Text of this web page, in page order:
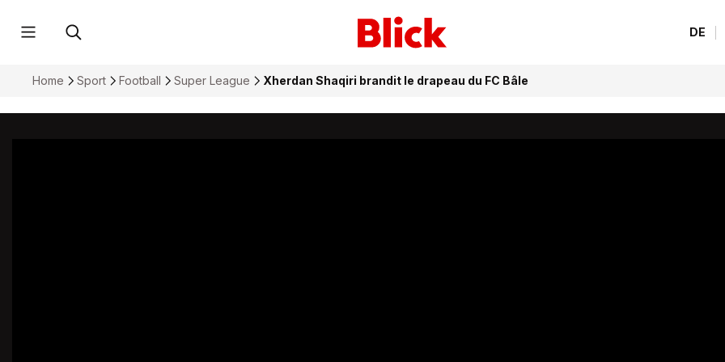
DE
Home Sport Football Super League Xherdan Shaqiri brandit le drapeau du FC Bâle